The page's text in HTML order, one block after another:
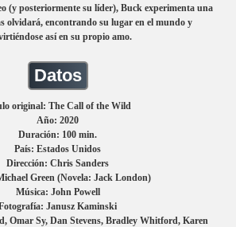
(y posteriormente su líder), Buck experimenta una
olvidará, encontrando su lugar en el mundo y
así en su propio amo.
Datos
original: The Call of the Wild
Año: 2020
Duración: 100 min.
País: Estados Unidos
Dirección: Chris Sanders
Green (Novela: Jack London)
Música: John Powell
Janusz Kaminski
Omar Sy, Dan Stevens, Bradley Whitford, Karen